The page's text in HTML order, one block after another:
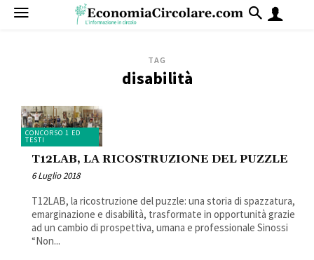
TAG
disabilità
CONCORSO 1 ED
TESTI
T12LAB, LA RICOSTRUZIONE DEL PUZZLE
6 Luglio 2018
T12LAB, la ricostruzione del puzzle: una storia di spazzatura,
emarginazione e disabilità, trasformate in opportunità grazie
ad un cambio di prospettiva, umana e professionale Sinossi
“Non...